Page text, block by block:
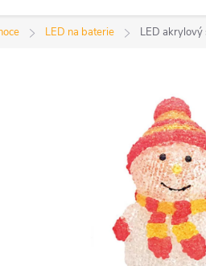
LED na baterie LED akrylový